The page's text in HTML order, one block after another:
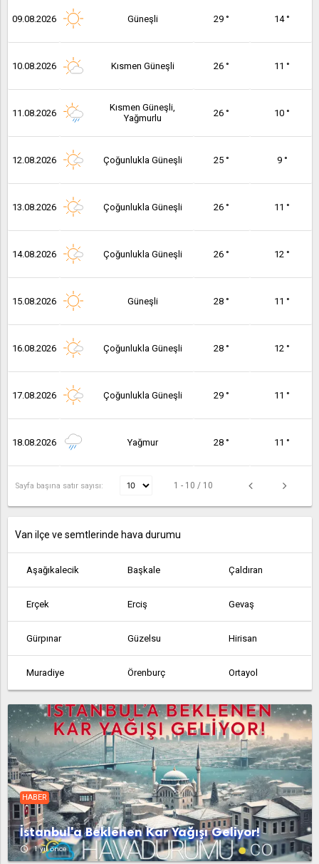
09.08.2026 Güneşli 29 ° 14 °
10.08.2026 Kısmen Güneşli 26 ° 11 °
11.08.2026
Kısmen Güneşli,
Yağmurlu
26 ° 10 °
12.08.2026 Çoğunlukla Güneşli 25 ° 9 °
13.08.2026 Çoğunlukla Güneşli 26 ° 11 °
14.08.2026 Çoğunlukla Güneşli 26 ° 12 °
15.08.2026 Güneşli 28 ° 11 °
16.08.2026 Çoğunlukla Güneşli 28 ° 12 °
17.08.2026 Çoğunlukla Güneşli 29 ° 11 °
18.08.2026 Yağmur 28 ° 11 °
Sayfa başına satır sayısı: 1 - 10 / 10
Van ilçe ve semtlerinde hava durumu
Aşağıkalecik Başkale Çaldıran
Erçek Erciş Gevaş
Gürpınar Güzelsu Hirisan
Muradiye Örenburç Ortayol
Özalp Saray Takuriengiz
Yavuzlar Yavuzlar
HABER
İstanbul'a Beklenen Kar Yağışı Geliyor!
access_time 1 yıl önce